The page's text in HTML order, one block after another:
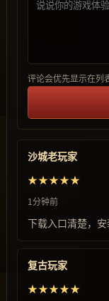
评论会优先显示在列
沙城老玩家
★★★★★
1分钟前
下载入口清楚，安
复古玩家
★★★★★